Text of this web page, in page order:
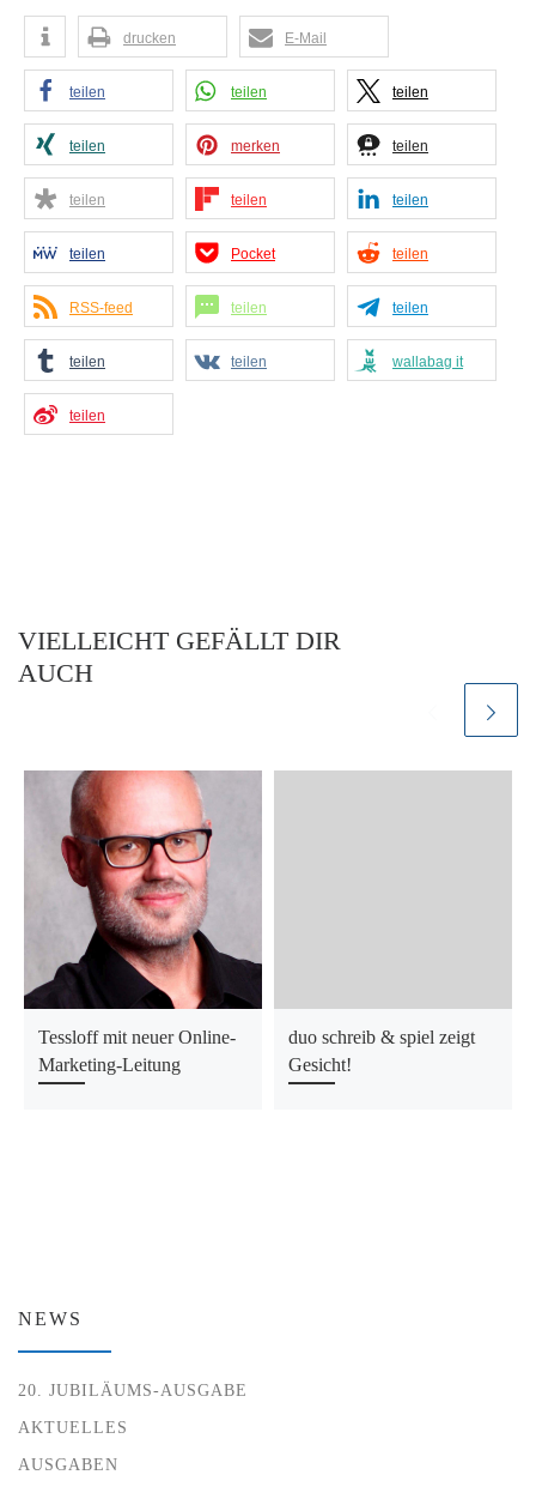
drucken E-Mail
teilen teilen teilen
teilen merken teilen
teilen teilen teilen
teilen Pocket teilen
RSS-feed teilen teilen
teilen teilen wallabag it
teilen
VIELLEICHT GEFÄLLT DIR
AUCH
Tessloff mit neuer Online-
Marketing-Leitung
duo schreib & spiel zeigt
Gesicht!
NEWS
20. JUBILÄUMS-AUSGABE
AKTUELLES
AUSGABEN